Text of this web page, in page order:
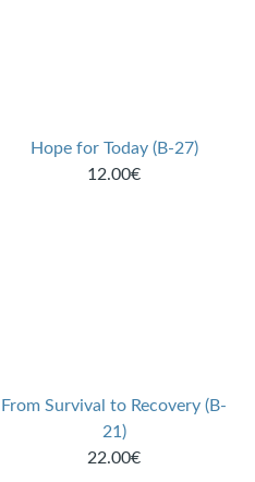
Hope for Today (B-27)
12.00€
From Survival to Recovery (B-
21)
22.00€